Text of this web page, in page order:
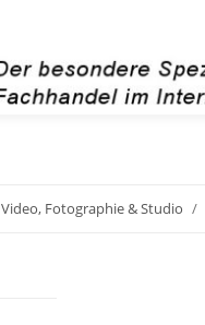
Video, Fotographie & Studio